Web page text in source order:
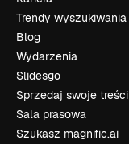
Trendy wyszukiwania
Blog
Wydarzenia
Slidesgo
Sprzedaj swoje treści
Sala prasowa
Szukasz magnific.ai